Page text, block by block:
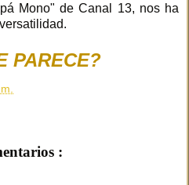
Mono" de Canal 13, nos ha
PARECE?
: